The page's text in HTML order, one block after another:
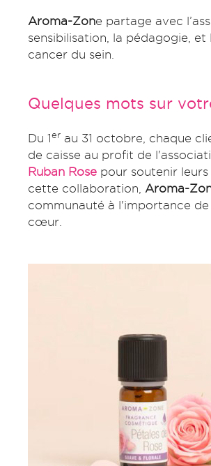
Aroma-Zone partage avec
sensibilisation, la pédagogie,
cancer du sein.
Quelques mots sur
Du 1erau 31 octobre, chaque
de caisse au profit de
Ruban Rosepour soutenir leurs
cette collaboration, Aroma-
communauté à l'importance
cœur.